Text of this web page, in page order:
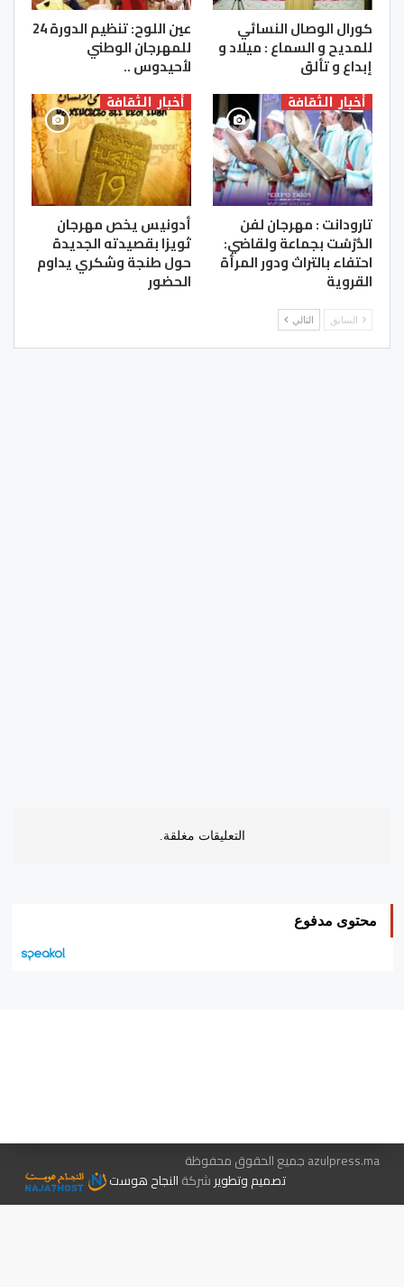
كورال الوصال النسائي
للمديح و السماع : ميلاد و
إبداع و تألق
عين اللوح: تنظيم الدورة 24
للمهرجان الوطني
لأحيدوس ..
أخبار الثقافة
تارودانت : مهرجان لفن
الدُّرْسْت بجماعة ولقاضي:
احتفاء بالتراث ودور المرأة
القروية
أخبار الثقافة
أدونيس يخص مهرجان
ثويزا بقصيدته الجديدة
حول طنجة وشكري يداوم
الحضور
السابق التالي
التعليقات مغلقة.
محتوى مدفوع
azulpress.ma جميع الحقوق محفوظة
تصميم وتطويرشركةالنجاح هوست